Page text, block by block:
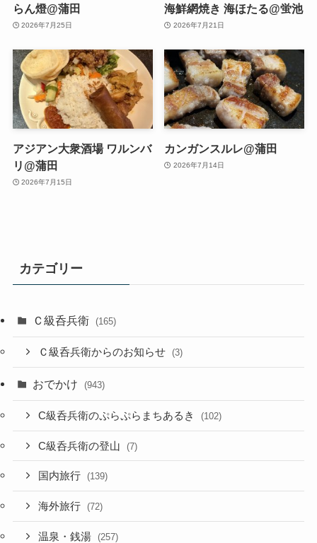
らん燈@蒲田
2026年7月25日
海鮮網焼き 海ほたる@蛍池
2026年7月21日
アジアン大衆酒場 ワルンバ
リ@蒲田
2026年7月15日
カンガンスルレ@蒲田
2026年7月14日
カテゴリー
Ｃ級呑兵衛 (165)
Ｃ級呑兵衛からのお知らせ (3)
おでかけ (943)
C級呑兵衛のぷらぷらまちあるき (102)
C級呑兵衛の登山 (7)
国内旅行 (139)
海外旅行 (72)
温泉・銭湯 (257)